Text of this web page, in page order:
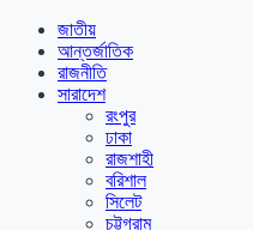
জাতীয়
আন্তর্জাতিক
রাজনীতি
সারাদেশ
রংপুর
ঢাকা
রাজশাহী
বরিশাল
সিলেট
চট্টগ্রাম